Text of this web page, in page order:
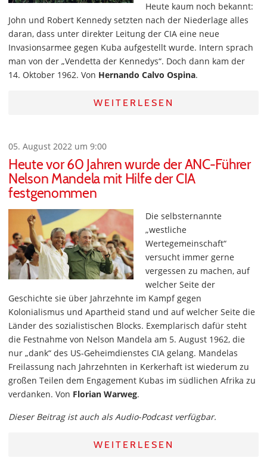
Heute kaum noch bekannt:
John und Robert Kennedy setzten nach der Niederlage alles
daran, dass unter direkter Leitung der CIA eine neue
Invasionsarmee gegen Kuba aufgestellt wurde. Intern sprach
man von der „Vendetta der Kennedys“. Doch dann kam der
14. Oktober 1962. Von Hernando Calvo Ospina.
WEITERLESEN
05. August 2022 um 9:00
Heute vor 60 Jahren wurde der ANC-Führer
Nelson Mandela mit Hilfe der CIA
festgenommen
Die selbsternannte
„westliche
Wertegemeinschaft“
versucht immer gerne
vergessen zu machen, auf
welcher Seite der
Geschichte sie über Jahrzehnte im Kampf gegen
Kolonialismus und Apartheid stand und auf welcher Seite die
Länder des sozialistischen Blocks. Exemplarisch dafür steht
die Festnahme von Nelson Mandela am 5. August 1962, die
nur „dank“ des US-Geheimdienstes CIA gelang. Mandelas
Freilassung nach Jahrzehnten in Kerkerhaft ist wiederum zu
großen Teilen dem Engagement Kubas im südlichen Afrika zu
verdanken. Von Florian Warweg.
Dieser Beitrag ist auch als Audio-Podcast verfügbar.
WEITERLESEN